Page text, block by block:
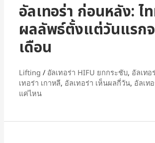
อัลเทอร่า ก่อนหลัง: ไ
ผลลัพธ์ตั้งแต่วันแรก
เดือน
Lifting / อัลเทอร่า HIFU ยกกระชับ, อัลเทอ
เทอร่า เกาหลี, อัลเทอร่า เห็นผลกี่วัน, อัลเท
แค่ไหน